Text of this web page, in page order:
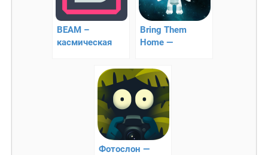
BEAM –
касмическая
Bring Them
Home —
головоломка
Фотослон —